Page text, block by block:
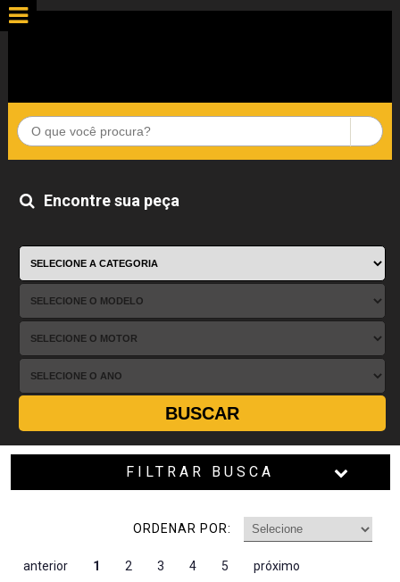
Encontre sua peça
BUSCAR
FILTRAR BUSCA
ORDENAR POR:
anterior 1 2 3 4 5 próximo